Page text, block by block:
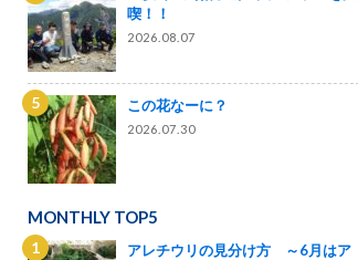
喫！！
2026.08.07
この花なーに？
2026.07.30
MONTHLY TOP5
アレチウリの見分け方 ～6月はア